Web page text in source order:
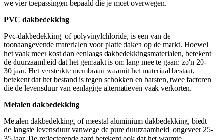
we vier toepassingen bepaald die je moet overwegen.
PVC dakbedekking
Pvc-dakbedekking, of polyvinylchloride, is een van de
toonaangevende materialen voor platte daken op de markt. Hoewel
het vaak meer kost dan eenlaags dakbedekkingsmaterialen, betekent
de duurzaamheid dat het gemaakt is om lang mee te gaan: zo'n 20-
30 jaar. Het versterkte membraan waaruit het materiaal bestaat,
betekent dat het bestand is tegen schokken en barsten, twee factoren
die de levensduur van eenlagige alternatieven vaak verkorten.
Metalen dakbedekking
Metalen dakbedekking, of meestal aluminium dakbedekking, biedt
de langste levensduur vanwege de pure duurzaamheid; ongeveer 25-
35 jaar. De reflecterende aard betekent ook dat het warmte